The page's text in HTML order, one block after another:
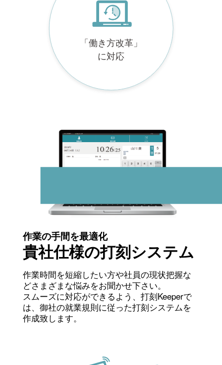
「働き方改革」
に対応
作業の手間を最適化
貴社仕様の打刻システム
作業時間を短縮したい方や社員の現状把握な
どさまざまな悩みをお聞かせ下さい。
スムーズに対応ができるよう、打刻Keeperで
は、 御社の就業規則に従った打刻システムを
作成致します。